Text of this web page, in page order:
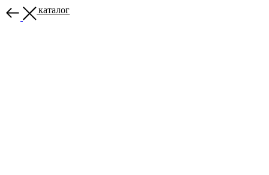
Назад в каталог